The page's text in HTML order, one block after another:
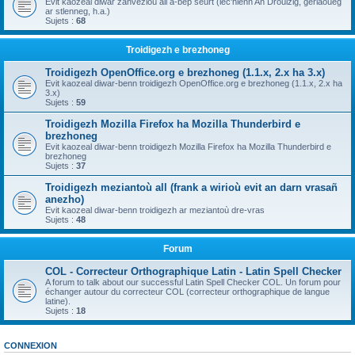
ar stlenneg, h.a.)
Sujets : 68
Troidigezh e brezhoneg
Troidigezh OpenOffice.org e brezhoneg (1.1.x, 2.x ha 3.x)
Evit kaozeal diwar-benn troidigezh OpenOffice.org e brezhoneg (1.1.x, 2.x ha
3.x)
Sujets : 59
Troidigezh Mozilla Firefox ha Mozilla Thunderbird e
brezhoneg
Evit kaozeal diwar-benn troidigezh Mozilla Firefox ha Mozilla Thunderbird e
brezhoneg
Sujets : 37
Troidigezh meziantoù all (frank a wirioù evit an darn vrasañ
anezho)
Evit kaozeal diwar-benn troidigezh ar meziantoù dre-vras
Sujets : 48
Forum
COL - Correcteur Orthographique Latin - Latin Spell Checker
A forum to talk about our successful Latin Spell Checker COL. Un forum pour
échanger autour du correcteur COL (correcteur orthographique de langue
latine).
Sujets : 18
CONNEXION